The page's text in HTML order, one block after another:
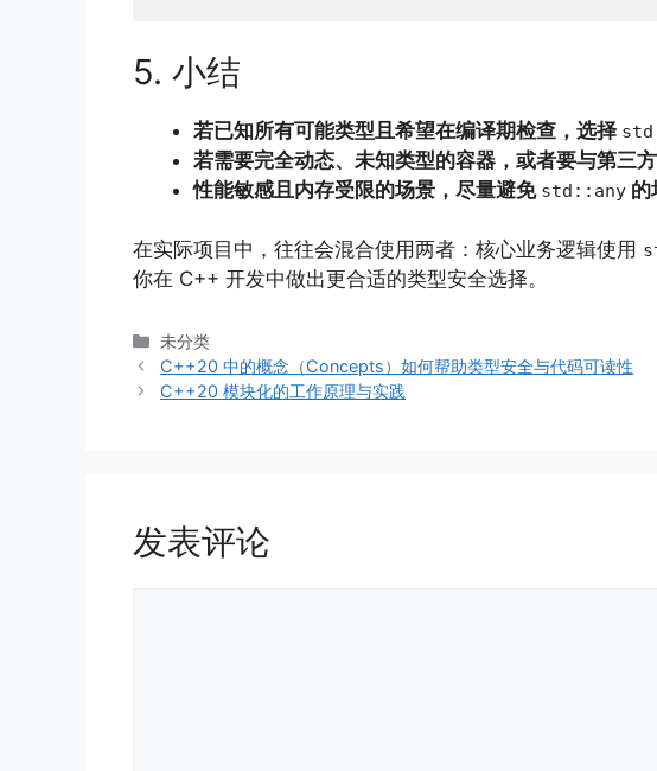
5. 小结
若已知所有可能类型且希望在编译期检查，选择
若需要完全动态、未知类型的容器，或者要与第三
性能敏感且内存受限的场景，尽量避免 std::any 的
在实际项目中，往往会混合使用两者：核心业务逻辑使用
你在 C++ 开发中做出更合适的类型安全选择。
分
类
未分类
C++20 中的概念（Concepts）如何帮助类型安全与代码可读性
C++20 模块化的工作原理与实践
发表评论